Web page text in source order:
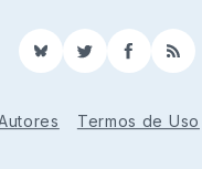
BlueSkyTwitterFacebook
RSS
Termos de Uso